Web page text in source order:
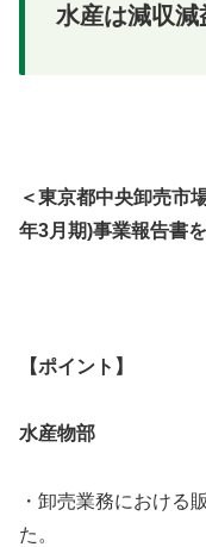
水産は減収減
＜東京都中央卸売市
年3月期)事業報告書
【ポイント】
水産物部
・卸売業務における
た。